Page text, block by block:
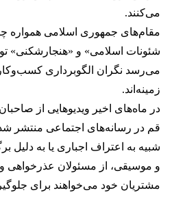
می‌کنند.
مقام‌های جمهوری اسلامی همواره
شئونات اسلامی» و «هنجارشکنی»
می‌رسد نگران الگوبرداری
زمینه‌اند.
در ماه‌های اخیر ویدیوهایی از
قم در رسانه‌های اجتماعی منتشر
شبیه به اعتراف اجباری یا به
و موسیقی، از مسئولان عذرخواهی و
مشتریان خود می‌خواهند برای